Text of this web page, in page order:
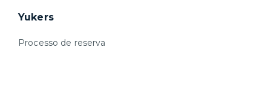
Yukers
Processo de reserva